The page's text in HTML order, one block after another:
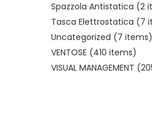
Spazzola Antistatica (2
Tasca Elettrostatica (7
Uncategorized (7 items)
VENTOSE (410 items)
VISUAL MANAGEMENT